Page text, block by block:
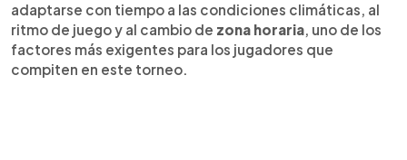
adaptarse con tiempo a las condiciones climáticas, al
ritmo de juego y al cambio de zona horaria, uno de los
factores más exigentes para los jugadores que
compiten en este torneo.